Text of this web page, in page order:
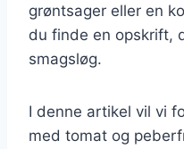
grøntsager eller en
du finde en opskrift,
smagsløg.
I denne artikel vil vi
med tomat og